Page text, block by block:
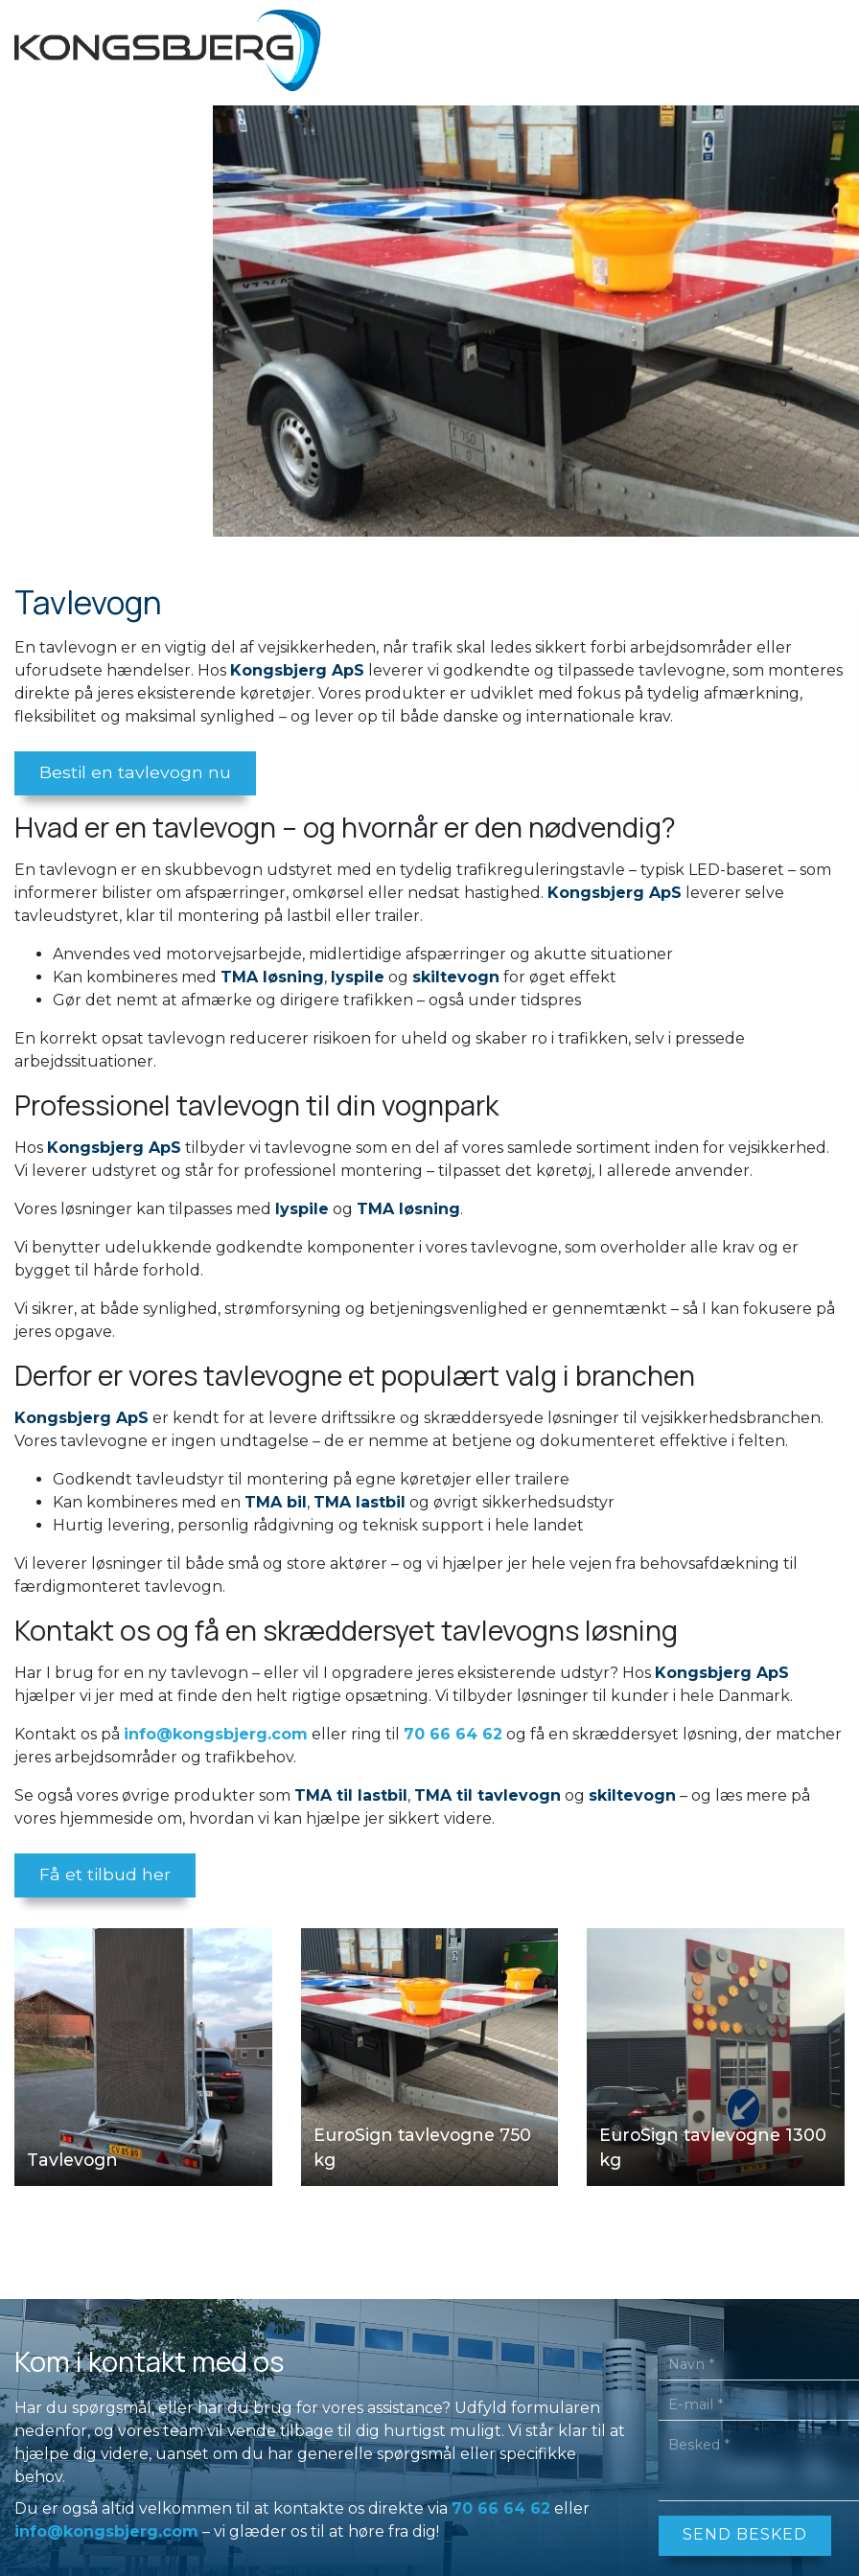
hovedindhold
Tavlevogn
En tavlevogn er en vigtig del af vejsikkerheden, når trafik skal ledes sikkert forbi arbejdsområder eller
uforudsete hændelser. Hos Kongsbjerg ApS leverer vi godkendte og tilpassede tavlevogne, som monteres
direkte på jeres eksisterende køretøjer. Vores produkter er udviklet med fokus på tydelig afmærkning,
fleksibilitet og maksimal synlighed – og lever op til både danske og internationale krav.
Bestil en tavlevogn nu
Hvad er en tavlevogn – og hvornår er den nødvendig?
En tavlevogn er en skubbevogn udstyret med en tydelig trafikreguleringstavle – typisk LED-baseret – som
informerer bilister om afspærringer, omkørsel eller nedsat hastighed. Kongsbjerg ApS leverer selve
tavleudstyret, klar til montering på lastbil eller trailer.
Anvendes ved motorvejsarbejde, midlertidige afspærringer og akutte situationer
Kan kombineres med TMA løsning, lyspile og skiltevogn for øget effekt
Gør det nemt at afmærke og dirigere trafikken – også under tidspres
En korrekt opsat tavlevogn reducerer risikoen for uheld og skaber ro i trafikken, selv i pressede
arbejdssituationer.
Professionel tavlevogn til din vognpark
Hos Kongsbjerg ApS tilbyder vi tavlevogne som en del af vores samlede sortiment inden for vejsikkerhed.
Vi leverer udstyret og står for professionel montering – tilpasset det køretøj, I allerede anvender.
Vores løsninger kan tilpasses med lyspile og TMA løsning.
Vi benytter udelukkende godkendte komponenter i vores tavlevogne, som overholder alle krav og er
bygget til hårde forhold.
Vi sikrer, at både synlighed, strømforsyning og betjeningsvenlighed er gennemtænkt – så I kan fokusere på
jeres opgave.
Derfor er vores tavlevogne et populært valg i branchen
Kongsbjerg ApS er kendt for at levere driftssikre og skræddersyede løsninger til vejsikkerhedsbranchen.
Vores tavlevogne er ingen undtagelse – de er nemme at betjene og dokumenteret effektive i felten.
Godkendt tavleudstyr til montering på egne køretøjer eller trailere
Kan kombineres med en TMA bil, TMA lastbil og øvrigt sikkerhedsudstyr
Hurtig levering, personlig rådgivning og teknisk support i hele landet
Vi leverer løsninger til både små og store aktører – og vi hjælper jer hele vejen fra behovsafdækning til
færdigmonteret tavlevogn.
Kontakt os og få en skræddersyet tavlevogns løsning
Har I brug for en ny tavlevogn – eller vil I opgradere jeres eksisterende udstyr? Hos Kongsbjerg ApS
hjælper vi jer med at finde den helt rigtige opsætning. Vi tilbyder løsninger til kunder i hele Danmark.
Kontakt os på info@kongsbjerg.com eller ring til 70 66 64 62 og få en skræddersyet løsning, der matcher
jeres arbejdsområder og trafikbehov.
Se også vores øvrige produkter som TMA til lastbil, TMA til tavlevogn og skiltevogn – og læs mere på
vores hjemmeside om, hvordan vi kan hjælpe jer sikkert videre.
Få et tilbud her
Tavlevogn
EuroSign tavlevogne 750
kg
EuroSign tavlevogne 1300
kg
Kom i kontakt med os
Har du spørgsmål, eller har du brug for vores assistance? Udfyld formularen
nedenfor, og vores team vil vende tilbage til dig hurtigst muligt. Vi står klar til at
hjælpe dig videre, uanset om du har generelle spørgsmål eller specifikke
behov.
Du er også altid velkommen til at kontakte os direkte via 70 66 64 62 eller
info@kongsbjerg.com– vi glæder os til at høre fra dig!